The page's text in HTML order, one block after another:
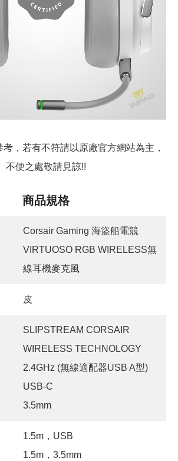
，若有不符請以原廠官方網站為主，
不便之處敬請見諒!!
商品規格
Corsair Gaming 海盜船電競
VIRTUOSO RGB WIRELESS無
線耳機麥克風
皮
SLIPSTREAM CORSAIR
WIRELESS TECHNOLOGY
2.4GHz (無線適配器USB A型)
USB-C
3.5mm
1.5m，USB
1.5m，3.5mm